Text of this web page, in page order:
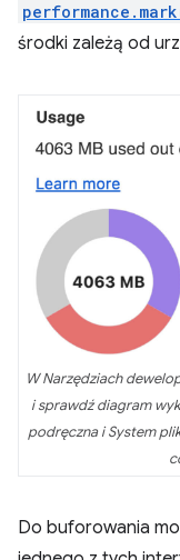
środki zależą od
W Narzędziach
i sprawdź diagram
podręczna i System
Do buforowania